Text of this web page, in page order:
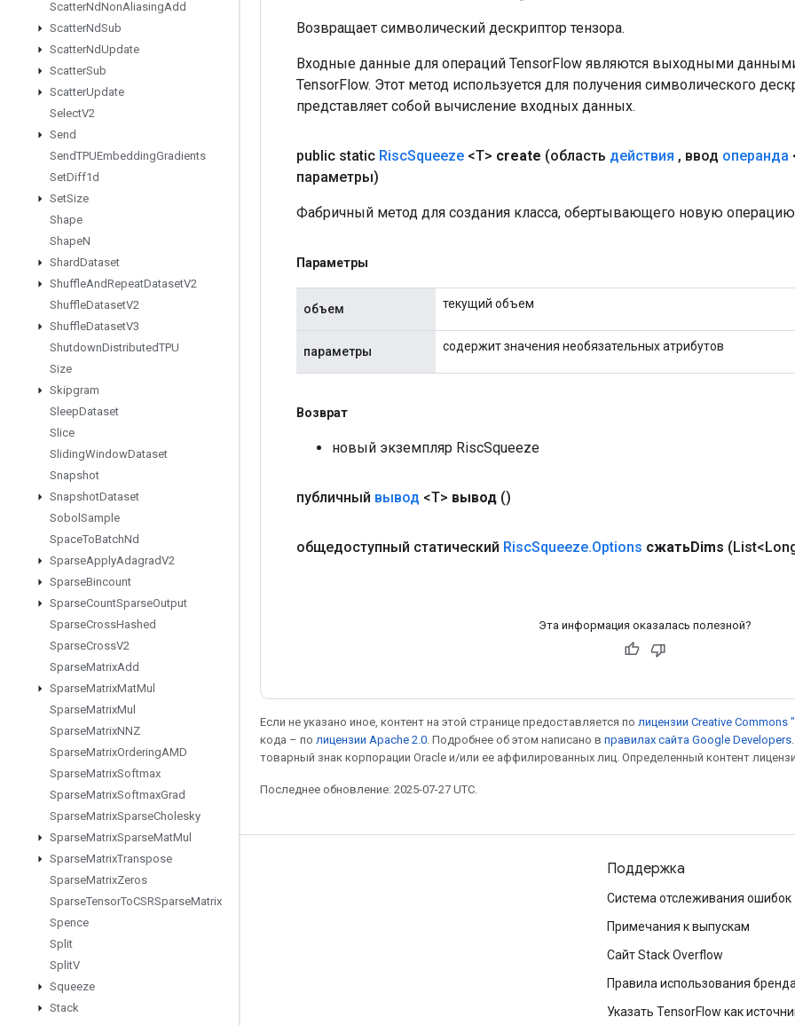
ScatterNdNonAliasingAdd
ScatterNdSub
ScatterNdUpdate
ScatterSub
ScatterUpdate
SelectV2
Send
SendTPUEmbeddingGradients
SetDiff1d
SetSize
Shape
ShapeN
ShardDataset
ShuffleAndRepeatDatasetV2
ShuffleDatasetV2
ShuffleDatasetV3
ShutdownDistributedTPU
Size
Skipgram
SleepDataset
Slice
SlidingWindowDataset
Snapshot
SnapshotDataset
Sobol Sample
SpaceToBatchNd
SparseApplyAdagradV2
SparseBincount
SparseCountSparseOutput
SparseCrossHashed
SparseCrossV2
SparseMatrixAdd
SparseMatrixMatMul
SparseMatrixMul
SparseMatrixNNZ
SparseMatrixOrderingAMD
SparseMatrixSoftmax
SparseMatrixSoftmaxGrad
SparseMatrixSparseCholesky
SparseMatrixSparseMatMul
SparseMatrixTranspose
SparseMatrixZeros
SparseTensorToCSRSparseMatrix
Spence
Split
SplitV
Squeeze
Stack
Возвращает символический дескриптор тензора.
Входные данные для операций TensorFlow являются выходными
TensorFlow. Этот метод используется для получения символического
представляет собой вычисление входных данных.
public static RiscSqueeze <T> create (область действия , ввод операнда
параметры)
Фабричный метод для создания класса, обертывающего новую операцию
Параметры
объем текущий объем
параметры содержит значения необязательных атрибутов
Возврат
новый экземпляр RiscSqueeze
публичный вывод <T> вывод ()
общедоступный статический RiscSqueeze.Options сжатьDims
Эта информация оказалась полезной?
Если не указано иное, контент на этой странице предоставляется по лицензии Creative Commons
кода – по лицензии Apache 2.0 . Подробнее об этом написано в правилах сайта Google Developers
товарный знак корпорации Oracle и/или ее аффилированных лиц. Определенный контент
Последнее обновление: 2025-07-27 UTC.
Мы в социальных сетях
Форум
GitHub
Twitter
YouTube
Поддержка
Система отслеживания ошибок
Примечания к выпускам
Сайт Stack Overflow
Правила использования бренда
Указать TensorFlow как